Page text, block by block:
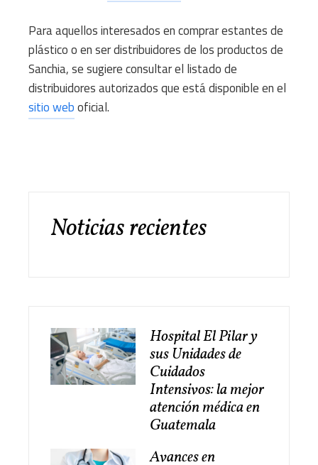
Para aquellos interesados en comprar estantes de
plástico o en ser distribuidores de los productos de
Sanchia, se sugiere consultar el listado de
distribuidores autorizados que está disponible en el
sitio weboficial.
Noticias recientes
Hospital El Pilar y
sus Unidades de
Cuidados
Intensivos: la mejor
atención médica en
Guatemala
Avances en